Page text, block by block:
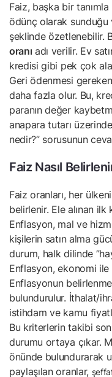
Faiz, başka bir
ödünç olarak sunduğu
şeklinde özetlenebilir.
oranı adı verilir. Ev
kredisi gibi pek çok
Geri ödenmesi
daha fazla olur. Bu,
paranın değer
anapara tutarı
nedir?” sorusunun
Faiz Nasıl
Faiz oranları, her
belirlenir. Ele alınan
Enflasyon, mal ve
kişilerin satın alma
durum, halk dilinde
Enflasyon, ekonomi
Enflasyonun
bulundurulur. İthalat/
istihdam ve kamu
Bu kriterlerin takibi
durumu ortaya çıkar.
önünde bulundurarak
paylaşılan oranlar,